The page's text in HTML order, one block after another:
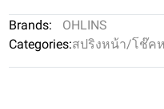
Brands:
OHLINS
Categories:สปริงหน้า/โช๊คห